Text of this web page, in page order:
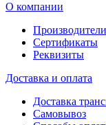
О компании
Производители
Сертификаты
Реквизиты
Доставка и оплата
Доставка
Самовывоз